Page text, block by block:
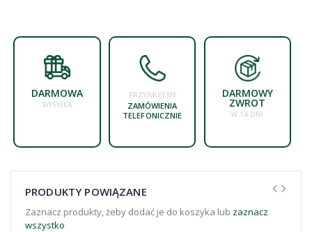
DARMOWA
WYSYŁKA
PRZYJMUJEMY
ZAMÓWIENIA
TELEFONICZNIE
DARMOWY
ZWROT
W 14 DNI
PRODUKTY POWIĄZANE
Zaznacz produkty, żeby dodać je do koszyka lub zaznacz
wszystko